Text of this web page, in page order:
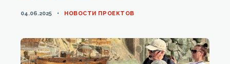
04.06.2025 CATEGORIES
НОВОСТИ ПРОЕКТОВ